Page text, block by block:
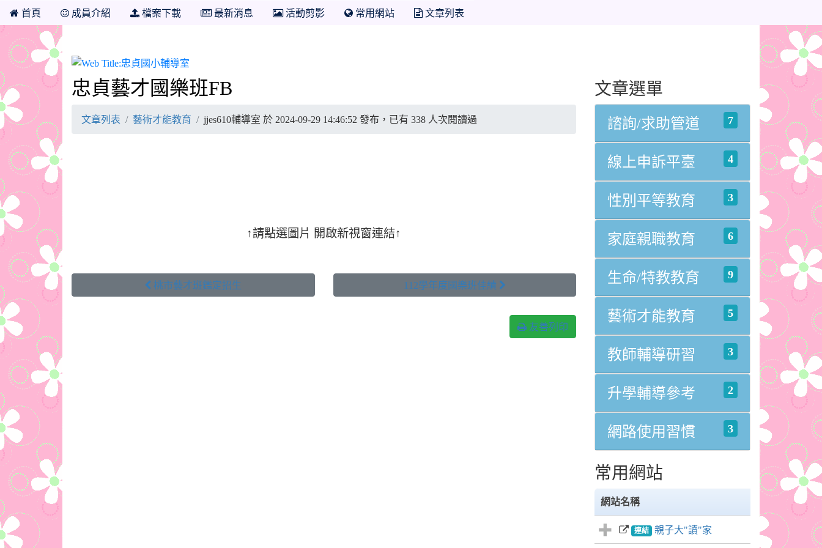
首頁 成員介紹 檔案下載 最新消息 活動剪影 常用網站 文章列表
忠貞藝才國樂班FB
文章列表 藝術才能教育 jjes610輔導室 於 2024-09-29 14:46:52 發布，已有 338 人次閱讀過
link to https://www.facebook.com/p/
↑請點選圖片 開啟新視窗連結↑
 桃市藝才班鑑定招生 112學年度國樂班佳績 
友善列印
文章選單
7
諮詢/求助管道
4
線上申訴平臺
3
性別平等教育
6
家庭親職教育
9
生命/特教教育
5
藝術才能教育
3
教師輔導研習
2
升學輔導參考
3
網路使用習慣
常用網站
網站名稱
連結 親子大"讀"家